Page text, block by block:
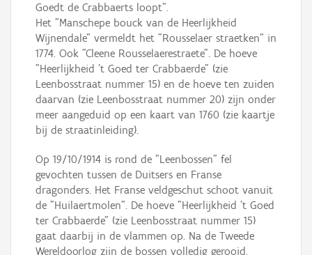
Goedt de Crabbaerts loopt".
Het "Manschepe bouck van de Heerlijkheid
Wijnendale" vermeldt het "Rousselaer straetken" in
1774. Ook "Cleene Rousselaerestraete". De hoeve
"Heerlijkheid 't Goed ter Crabbaerde" (zie
Leenbosstraat nummer 15) en de hoeve ten zuiden
daarvan (zie Leenbosstraat nummer 20) zijn onder
meer aangeduid op een kaart van 1760 (zie kaartje
bij de straatinleiding).
Op 19/10/1914 is rond de "Leenbossen" fel
gevochten tussen de Duitsers en Franse
dragonders. Het Franse veldgeschut schoot vanuit
de "Huilaertmolen". De hoeve "Heerlijkheid 't Goed
ter Crabbaerde" (zie Leenbosstraat nummer 15)
gaat daarbij in de vlammen op. Na de Tweede
Wereldoorlog zijn de bossen volledig gerooid.